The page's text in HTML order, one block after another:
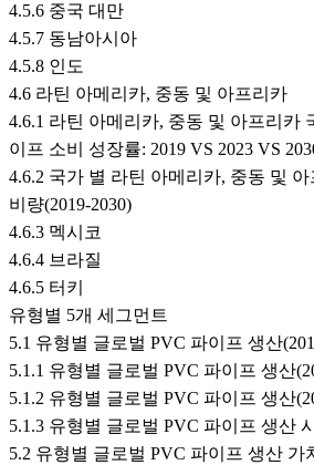
4.5.6 중국 대만
4.5.7 동남아시아
4.5.8 인도
4.6 라틴 아메리카, 중동 및 아프리카
4.6.1 라틴 아메리카, 중동 및 아프리카
이프 소비 성장률: 2019 VS 2023 VS
4.6.2 국가 별 라틴 아메리카, 중동 및
비량(2019-2030)
4.6.3 멕시코
4.6.4 브라질
4.6.5 터키
유형별 5개 세그먼트
5.1 유형별 글로벌 PVC 파이프 생산
5.1.1 유형별 글로벌 PVC 파이프 생산
5.1.2 유형별 글로벌 PVC 파이프 생산
5.1.3 유형별 글로벌 PVC 파이프 생산
5.2 유형별 글로벌 PVC 파이프 생산 가